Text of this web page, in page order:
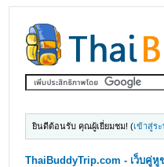
ยินดีต้อนรับ คุณผู้เยี่ยมชม! (เข้าสู่ร
ThaiBuddyTrip.com - เว็บคู่หู